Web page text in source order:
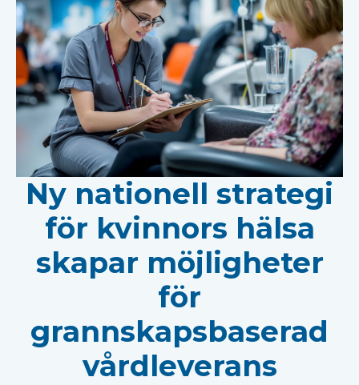
Ny nationell strategi
för kvinnors hälsa
skapar möjligheter
för
grannskapsbaserad
vårdleverans